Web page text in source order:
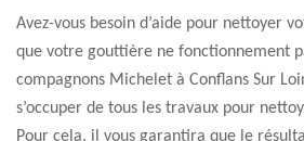
Avez-vous besoin d’aide pour nettoyer
que votre gouttière ne fonctionnement
compagnons Michelet à Conflans Sur
s’occuper de tous les travaux pour
Pour cela, il vous garantira que le